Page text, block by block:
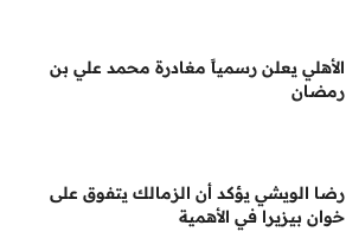
الأهلي يعلن رسمياً مغادرة محمد علي بن
رمضان
رضا الويشي يؤكد أن الزمالك يتفوق على
خوان بيزيرا في الأهمية